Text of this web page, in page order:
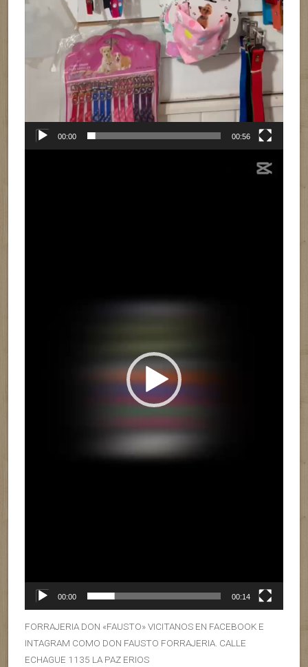
00:00 00:56
00:00 00:14
FORRAJERIA DON «FAUSTO» VICITANOS EN FACEBOOK E
INTAGRAM COMO DON FAUSTO FORRAJERIA. CALLE
ECHAGUE 1135 LA PAZ ERIOS